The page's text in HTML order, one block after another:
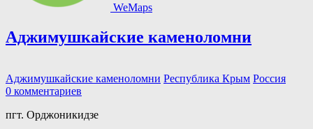
WeMaps
Аджимушкайские каменоломни
Аджимушкайские каменоломни Республика Крым Россия
0 комментариев
пгт. Орджоникидзе